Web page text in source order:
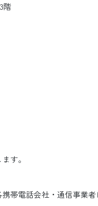
階
す。
帯電話会社・通信事業者